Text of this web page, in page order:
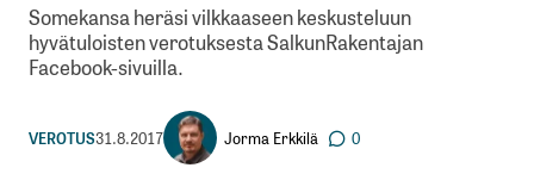
Somekansa heräsi vilkkaaseen keskusteluun
hyvätuloisten verotuksesta SalkunRakentajan
Facebook-sivuilla.
VEROTUS31.8.2017 Jorma Erkkilä 0